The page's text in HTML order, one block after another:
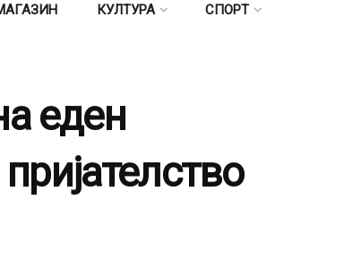
КУЛТУРА СПОРТ
еден